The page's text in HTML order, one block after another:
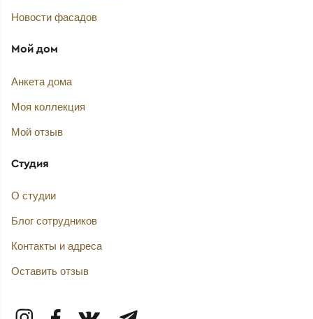
Новости фасадов
Мой дом
Анкета дома
Моя коллекция
Мой отзыв
Студия
О студии
Блог сотрудников
Контакты и адреса
Оставить отзыв